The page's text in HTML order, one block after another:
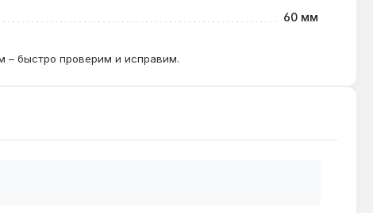
60 мм
– быстро проверим и исправим.